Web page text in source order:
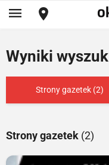
Wyniki
Strony gazetek (2)
Strony gazetek (2)